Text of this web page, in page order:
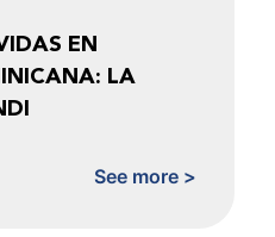
EN
LA
See more >